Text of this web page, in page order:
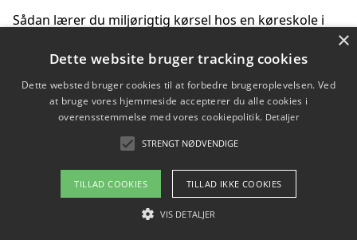
Sådan lærer du miljørigtig kørsel hos en køreskole i
Copyright 2026 - Pilanto Aps
Om / kontakt
×
Dette website bruger tracking cookies
Dette websted bruger cookies til at forbedre brugeroplevelsen. Ved
at bruge vores hjemmeside accepterer du alle cookies i
overensstemmelse med vores cookiepolitik. Detaljer
STRENGT NØDVENDIGE
TILLAD COOKIES TILLAD IKKE COOKIES
VIS DETALJER